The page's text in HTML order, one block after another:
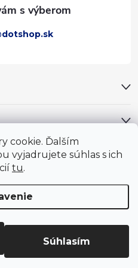
cookie. Ďalším
vyjadrujete súhlas s ich
tu.
Súhlasím
dotshop.sk
pre záhradu, dom, chovateľa,
Upraviť nastavenie cookies